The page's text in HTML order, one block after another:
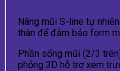
Nâng mũi S-line tự
thân để đảm bảo form
Phần sống mũi (2/3
phỏng 3D hỗ trợ xem